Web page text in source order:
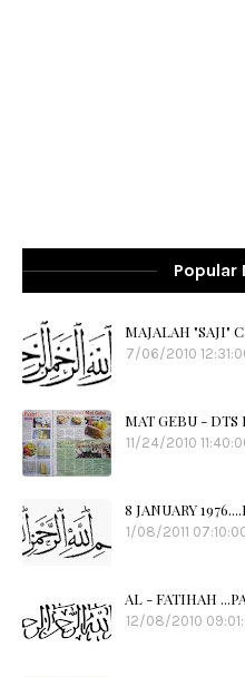
Popular
MAJALAH "SAJI"
7/06/2010
MAT GEBU -
11/24/2010
8 JANUARY
1/08/2011
AL - FATIHAH
12/08/2010